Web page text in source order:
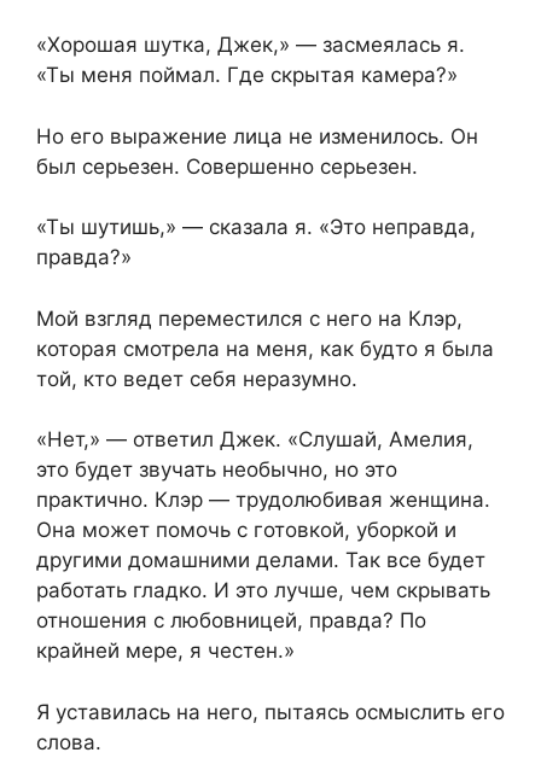
«Хорошая шутка, Джек,» — засмеялась я.
«Ты меня поймал. Где скрытая камера?»
Но его выражение лица не изменилось. Он
был серьезен. Совершенно серьезен.
«Ты шутишь,» — сказала я. «Это неправда,
правда?»
Мой взгляд переместился с него на Клэр,
которая смотрела на меня, как будто я была
той, кто ведет себя неразумно.
«Нет,» — ответил Джек. «Слушай, Амелия,
это будет звучать необычно, но это
практично. Клэр — трудолюбивая женщина.
Она может помочь с готовкой, уборкой и
другими домашними делами. Так все будет
работать гладко. И это лучше, чем скрывать
отношения с любовницей, правда? По
крайней мере, я честен.»
Я уставилась на него, пытаясь осмыслить его
слова.